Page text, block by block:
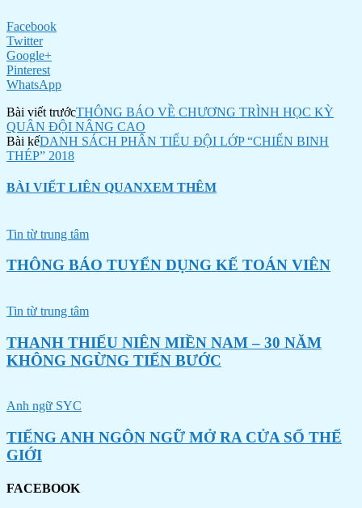
Facebook
Twitter
Google+
Pinterest
WhatsApp
Bài viết trướcTHÔNG BÁO VỀ CHƯƠNG TRÌNH HỌC KỲ
QUÂN ĐỘI NÂNG CAO
Bài kếDANH SÁCH PHÂN TIỂU ĐỘI LỚP “CHIẾN BINH
THÉP” 2018
BÀI VIẾT LIÊN QUANXEM THÊM
Tin từ trung tâm
THÔNG BÁO TUYỂN DỤNG KẾ TOÁN VIÊN
Tin từ trung tâm
THANH THIẾU NIÊN MIỀN NAM – 30 NĂM
KHÔNG NGỪNG TIẾN BƯỚC
Anh ngữ SYC
TIẾNG ANH NGÔN NGỮ MỞ RA CỬA SỔ THẾ
GIỚI
FACEBOOK